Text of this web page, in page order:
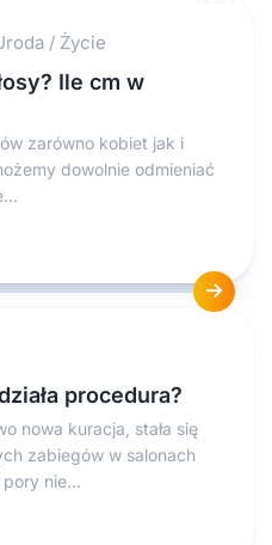
/ Życie
Ile cm w
zarówno kobiet jak i
dowolnie odmieniać
procedura?
nowa kuracja, stała się
zabiegów w salonach
nie...